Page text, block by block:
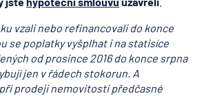
vzali nebo refinancovali do konce
se poplatky vyšplhat i na statisíce
od prosince 2016 do konce srpna
jen v řádech stokorun. A
prodeji nemovitosti předčasné